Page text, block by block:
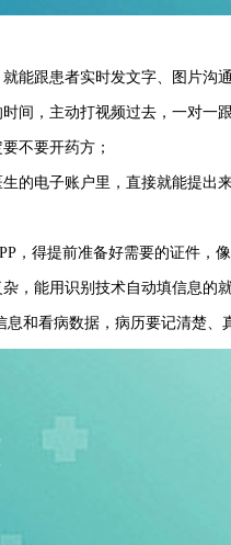
能跟患者实时发文字、图片沟
间，主动打视频过去，一对一
不要开药方；
的电子账户里，直接就能提出
，得提前准备好需要的证件，
，能用识别技术自动填信息的
息和看病数据，病历要记清楚、